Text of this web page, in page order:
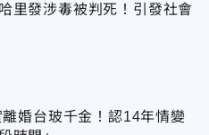
里發涉毒被判死！引發社會
婚台玻千金！認14年情變